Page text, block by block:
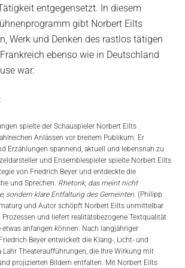
entgegensetzt. In diesem
gibt Norbert Eilts
Werk und Denken des rastlos tätigen
ebenso wie in Deutschland
war.
:
spielte der Schauspieler Norbert Eilts
Anlässen vor breitem Publikum. Er
Erzählungen spannend, aktuell und lebensnah zu
und Ensemblespieler spielte Norbert Eilts
von Friedrich Beyer und entdeckte die
und Sprechen. Rhetorik, das meint nicht
sondern klare Entfaltung des Gemeinten. (Philipp
und Autor schöpft Norbert Eilts unmittelbar
und liefert realitätsbezogene Textqualität
etwas anfangen können. Nach langjähriger
Beyer entwickelt die Klang-, Licht- und
Lahr Theateraufführungen, die Ihre Wirkung mit
projizierten Bildern entfalten. Mit Norbert Eilts